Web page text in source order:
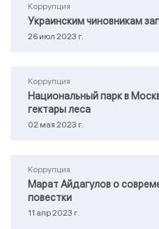
Коррупция
Украинским чиновникам
26 июл 2023 г.
Коррупция
Национальный парк в
гектары леса
02 мая 2023 г.
Коррупция
Марат Айдагулов о
повестки
11 апр 2023 г.